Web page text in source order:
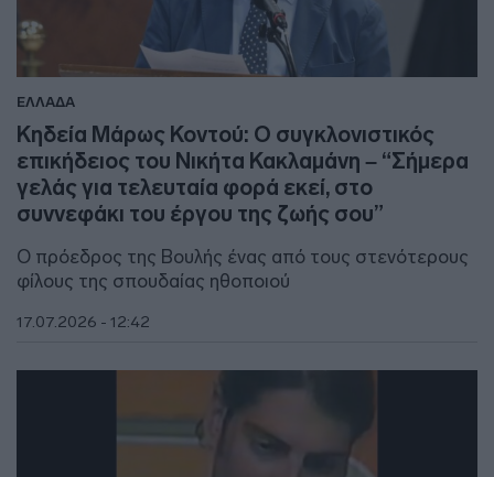
ΕΛΛΑΔΑ
Κηδεία Μάρως Κοντού: Ο συγκλονιστικός
επικήδειος του Νικήτα Κακλαμάνη – “Σήμερα
γελάς για τελευταία φορά εκεί, στο
συννεφάκι του έργου της ζωής σου”
Ο πρόεδρος της Βουλής ένας από τους στενότερους
φίλους της σπουδαίας ηθοποιού
17.07.2026 - 12:42